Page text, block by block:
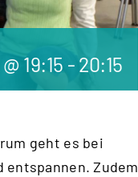
19:15 - 20:15
geht es bei
entspannen. Zudem